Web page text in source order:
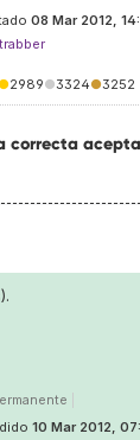
08 Mar 2012,
trabber
●2989●3324●3252
correcta
10 Mar 2012,